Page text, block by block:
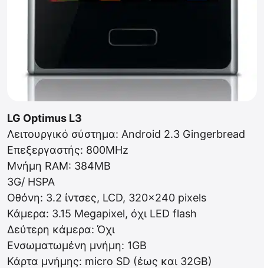
LG Optimus L3
Λειτουργικό σύστημα: Android 2.3 Gingerbread
Επεξεργαστής: 800MHz
Μνήμη RAM: 384MB
3G/ HSPA
Οθόνη: 3.2 ίντσες, LCD, 320×240 pixels
Κάμερα: 3.15 Megapixel, όχι LED flash
Δεύτερη κάμερα: Όχι
Ενσωματωμένη μνήμη: 1GB
Κάρτα μνήμης: micro SD (έως και 32GB)